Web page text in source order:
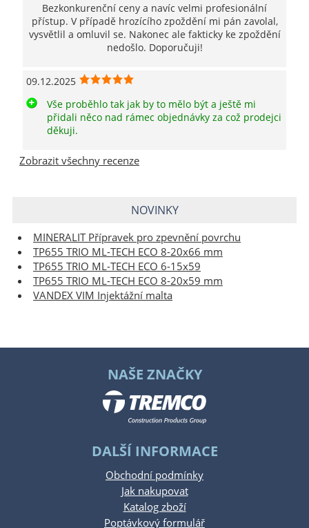
Bezkonkurenční ceny a navíc velmi profesionální
přístup. V případě hrozícího zpoždění mi pán zavolal,
vysvětlil a omluvil se. Nakonec ale fakticky ke zpoždění
nedošlo. Doporučuji!
09.12.2025
Vše proběhlo tak jak by to mělo být a ještě mi
přidali něco nad rámec objednávky za což prodejci
děkuji.
Zobrazit všechny recenze
NOVINKY
MINERALIT Přípravek pro zpevnění povrchu
TP655 TRIO ML-TECH ECO 8-20x66 mm
TP655 TRIO ML-TECH ECO 6-15x59
TP655 TRIO ML-TECH ECO 8-20x59 mm
VANDEX VIM Injektážní malta
NAŠE ZNAČKY
DALŠÍ INFORMACE
Obchodní podmínky
Jak nakupovat
Katalog zboží
Poptávkový formulář